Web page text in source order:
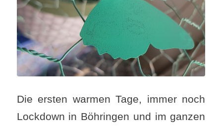
Die ersten warmen Tage, immer noch
Lockdown in Böhringen und im ganzen